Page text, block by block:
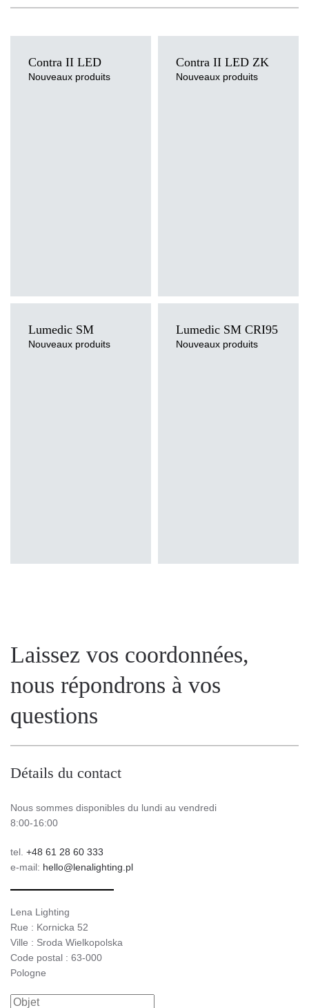
Contra II LED
Nouveaux produits
Contra II LED ZK
Nouveaux produits
Lumedic SM
Nouveaux produits
Lumedic SM CRI95
Nouveaux produits
Laissez vos coordonnées,
nous répondrons à vos
questions
Détails du contact
Nous sommes disponibles du lundi au vendredi
8:00-16:00
tel. +48 61 28 60 333
e-mail: hello@lenalighting.pl
Lena Lighting
Rue : Kornicka 52
Ville : Sroda Wielkopolska
Code postal : 63-000
Pologne